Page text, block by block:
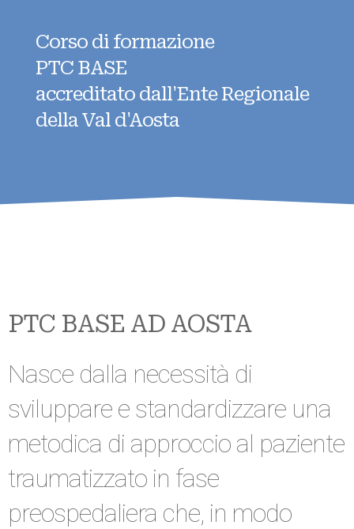
Corso di formazione
PTC BASE
accreditato dall'Ente Regionale
della Val d'Aosta
PTC BASE AD AOSTA
Nasce dalla necessità di
sviluppare e standardizzare una
metodica di approccio al paziente
traumatizzato in fase
preospedaliera che, in modo